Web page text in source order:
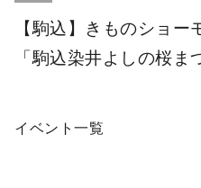
【駒込】きものショ
「駒込染井よしの桜ま
イベント一覧